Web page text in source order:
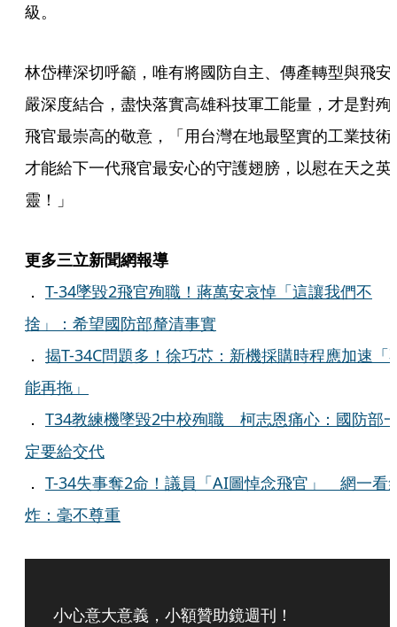
級。
林岱樺深切呼籲，唯有將國防自主、傳產轉型與飛安
嚴深度結合，盡快落實高雄科技軍工能量，才是對殉
飛官最崇高的敬意，「用台灣在地最堅實的工業技術
才能給下一代飛官最安心的守護翅膀，以慰在天之英
靈！」
更多三立新聞網報導
． T-34墜毀2飛官殉職！蔣萬安哀悼「這讓我們不
捨」：希望國防部釐清事實
． 揭T-34C問題多！徐巧芯：新機採購時程應加速「
能再拖」
． T34教練機墜毀2中校殉職 柯志恩痛心：國防部
定要給交代
． T-34失事奪2命！議員「AI圖悼念飛官」 網一看
炸：毫不尊重
小心意大意義，小額贊助鏡週刊！